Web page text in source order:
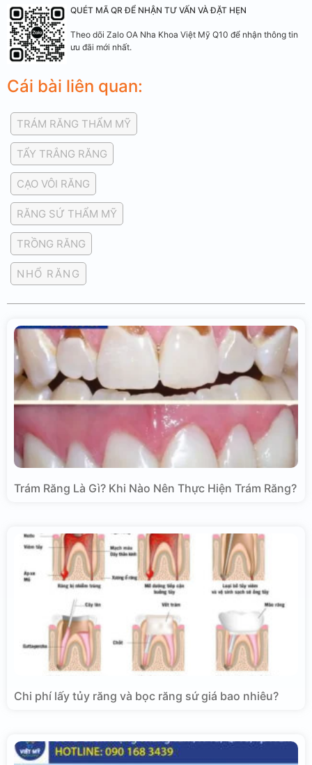
QUÉT MÃ QR ĐỂ NHẬN TƯ VẤN VÀ ĐẶT HẸN
Theo dõi Zalo OA Nha Khoa Việt Mỹ Q10 để nhận thông tin
ưu đãi mới nhất.
Cái bài liên quan:
TRÁM RĂNG THẨM MỸ
TẨY TRẮNG RĂNG
CẠO VÔI RĂNG
RĂNG SỨ THẨM MỸ
TRỒNG RĂNG
NHỔ RĂNG
Trám Răng Là Gì? Khi Nào Nên Thực Hiện Trám Răng?
Chi phí lấy tủy răng và bọc răng sứ giá bao nhiêu?